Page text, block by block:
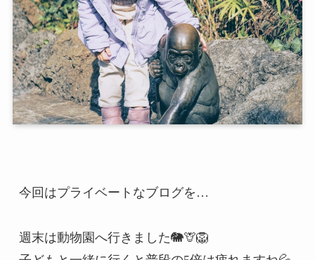
今回はプライベートなブログを…
週末は動物園へ行きました🐘🦒🦁